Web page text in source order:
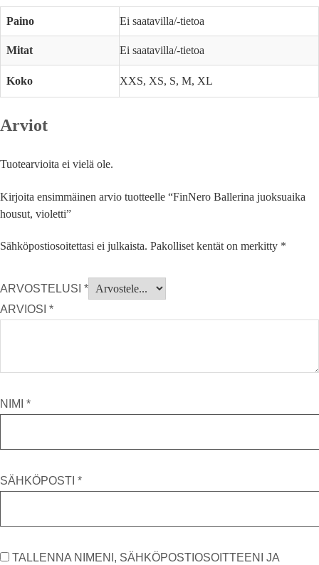
Paino Ei saatavilla/-tietoa
Mitat Ei saatavilla/-tietoa
Koko XXS, XS, S, M, XL
Arviot
Tuotearvioita ei vielä ole.
Kirjoita ensimmäinen arvio tuotteelle “FinNero Ballerina juoksuaika
housut, violetti”
Sähköpostiosoitettasi ei julkaista. Pakolliset kentät on merkitty *
ARVOSTELUSI *
ARVIOSI *
NIMI *
SÄHKÖPOSTI *
TALLENNA NIMENI, SÄHKÖPOSTIOSOITTEENI JA